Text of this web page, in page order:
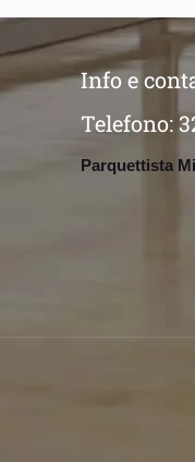
Info e
Telefono:
Parquettista